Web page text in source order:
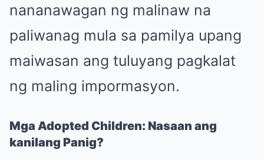
nananawagan ng malinaw na
paliwanag mula sa pamilya upang
maiwasan ang tuluyang pagkalat
ng maling impormasyon.
Mga Adopted Children: Nasaan ang
kanilang Panig?